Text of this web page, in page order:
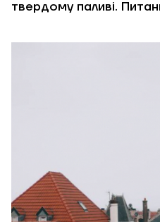
твердому паливі.